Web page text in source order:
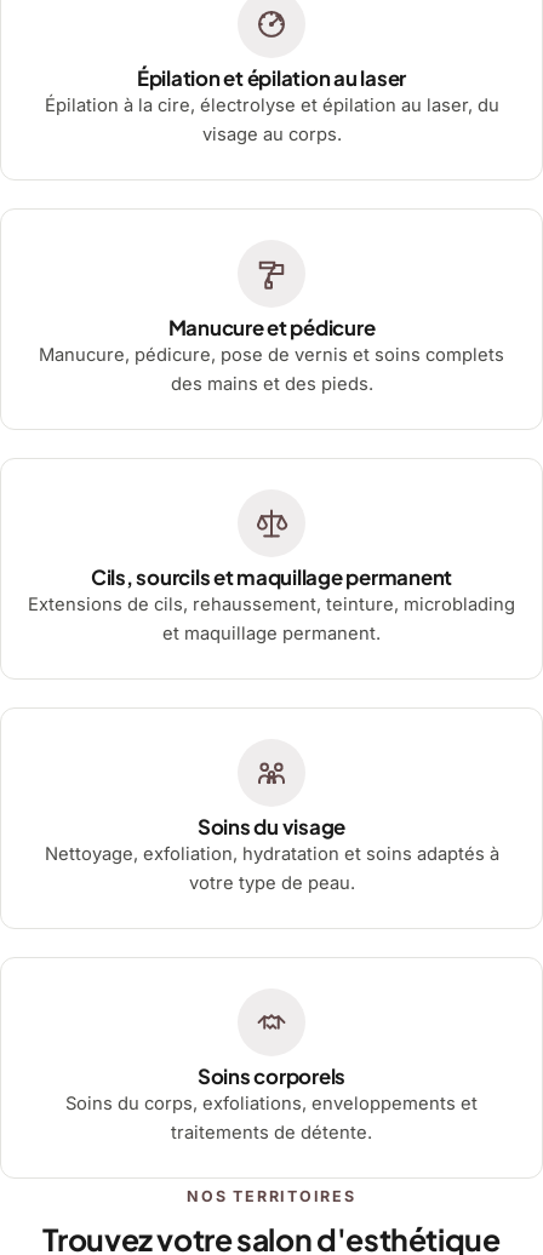
Épilation et épilation au laser
Épilation à la cire, électrolyse et épilation au laser, du
visage au corps.
Manucure et pédicure
Manucure, pédicure, pose de vernis et soins complets
des mains et des pieds.
Cils, sourcils et maquillage permanent
Extensions de cils, rehaussement, teinture, microblading
et maquillage permanent.
Soins du visage
Nettoyage, exfoliation, hydratation et soins adaptés à
votre type de peau.
Soins corporels
Soins du corps, exfoliations, enveloppements et
traitements de détente.
NOS TERRITOIRES
Trouvez votre salon d'esthétique